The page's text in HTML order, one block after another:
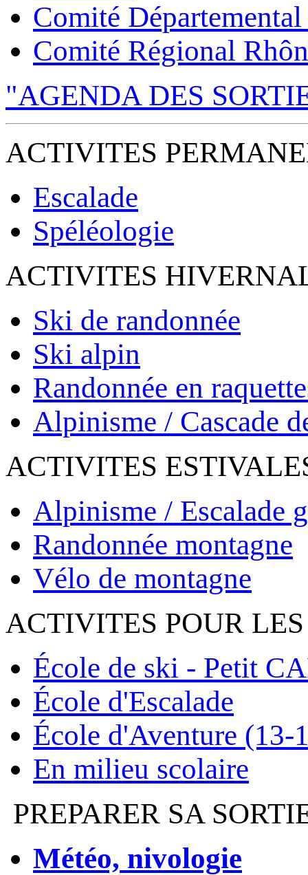
Comité
Comité Régional
"AGENDA DES
ACTIVITES
Escalade
Spéléologie
ACTIVITES
Ski de randonnée
Ski alpin
Randonnée en
Alpinisme / Cascade
ACTIVITES
Alpinisme / Escalade
Randonnée montagne
Vélo de montagne
ACTIVITES POUR
École de ski - Petit
École d'Escalade
École d'Aventure (13-
En milieu scolaire
PREPARER SA
Météo, nivologie